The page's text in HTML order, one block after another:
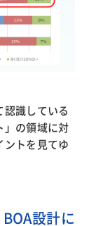
識している
」の領域に対
ントを見てゆ
設計に